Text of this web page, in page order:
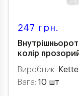
247 грн.
колір
Виробник:
Вага: 10 шт